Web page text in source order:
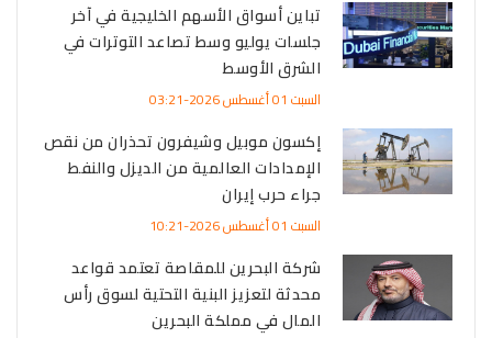
تباين أسواق الأسهم الخليجية في آخر
جلسات يوليو وسط تصاعد التوترات في
الشرق الأوسط
السبت 01 أغسطس 2026-03:21
إكسون موبيل وشيفرون تحذران من نقص
الإمدادات العالمية من الديزل والنفط
جراء حرب إيران
السبت 01 أغسطس 2026-10:21
شركة البحرين للمقاصة تعتمد قواعد
محدثة لتعزيز البنية التحتية لسوق رأس
المال في مملكة البحرين